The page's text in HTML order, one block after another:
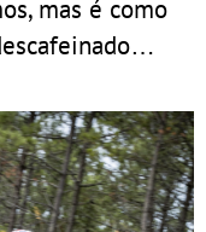
mas é como